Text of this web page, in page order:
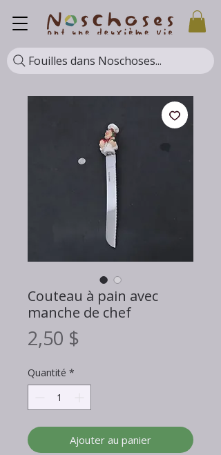
Fouilles dans Noschoses...
Couteau à pain avec
manche de chef
2,50 $
Quantité *
Ajouter au panier